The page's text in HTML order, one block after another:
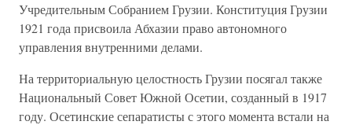
Учредительным Собранием Грузии. Конституция Грузии
1921 года присвоила Абхазии право автономного
управления внутренними делами.
На территориальную целостность Грузии посягал также
Национальный Совет Южной Осетии, созданный в 1917
году. Осетинские сепаратисты с этого момента встали на